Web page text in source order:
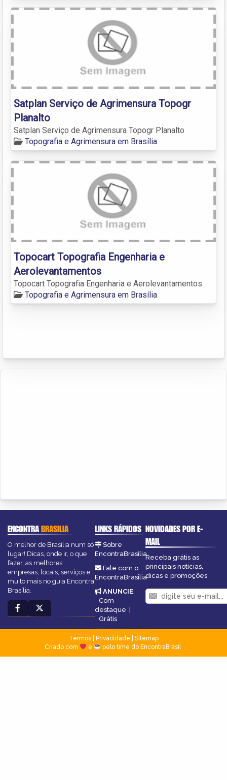
Satplan Serviço de Agrimensura Topogr
Planalto
Satplan Serviço de Agrimensura Topogr Planalto
Topografia e Agrimensura em Brasília
Topocart Topografia Engenharia e
Aerolevantamentos
Topocart Topografia Engenharia e Aerolevantamentos
Topografia e Agrimensura em Brasília
ENCONTRABRASILIA
O melhor de Brasília num só
lugar! Dicas, onde ir, o que
fazer, as melhores
empresas, locais, serviços e
muito mais no guia Encontra
Brasília.
LINKS RÁPIDOS
Sobre
EncontraBrasilia
Fale com o
EncontraBrasilia
ANUNCIE:
Com
destaque |
Grátis
NOVIDADES POR E-
MAIL
Receba grátis as
principais notícias,
dicas e promoções
Termos| Privacidade
Sitemap
Criado com
e pelo time do EncontraBrasil